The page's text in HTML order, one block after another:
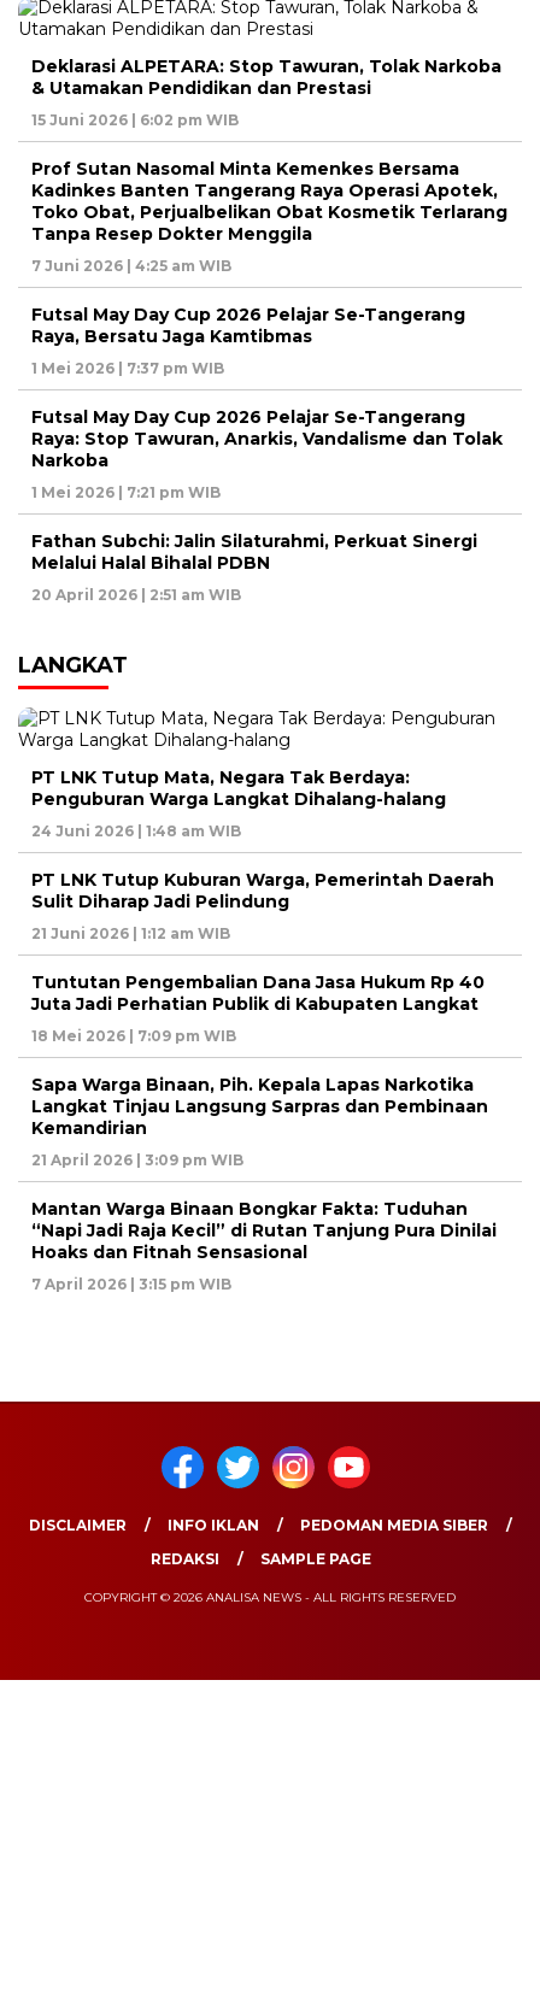
Deklarasi ALPETARA: Stop Tawuran, Tolak Narkoba
& Utamakan Pendidikan dan Prestasi
15 Juni 2026 | 6:02 pm WIB
Prof Sutan Nasomal Minta Kemenkes Bersama
Kadinkes Banten Tangerang Raya Operasi Apotek,
Toko Obat, Perjualbelikan Obat Kosmetik Terlarang
Tanpa Resep Dokter Menggila
7 Juni 2026 | 4:25 am WIB
Futsal May Day Cup 2026 Pelajar Se-Tangerang
Raya, Bersatu Jaga Kamtibmas
1 Mei 2026 | 7:37 pm WIB
Futsal May Day Cup 2026 Pelajar Se-Tangerang
Raya: Stop Tawuran, Anarkis, Vandalisme dan Tolak
Narkoba
1 Mei 2026 | 7:21 pm WIB
Fathan Subchi: Jalin Silaturahmi, Perkuat Sinergi
Melalui Halal Bihalal PDBN
20 April 2026 | 2:51 am WIB
LANGKAT
PT LNK Tutup Mata, Negara Tak Berdaya:
Penguburan Warga Langkat Dihalang-halang
24 Juni 2026 | 1:48 am WIB
PT LNK Tutup Kuburan Warga, Pemerintah Daerah
Sulit Diharap Jadi Pelindung
21 Juni 2026 | 1:12 am WIB
Tuntutan Pengembalian Dana Jasa Hukum Rp 40
Juta Jadi Perhatian Publik di Kabupaten Langkat
18 Mei 2026 | 7:09 pm WIB
Sapa Warga Binaan, Pih. Kepala Lapas Narkotika
Langkat Tinjau Langsung Sarpras dan Pembinaan
Kemandirian
21 April 2026 | 3:09 pm WIB
Mantan Warga Binaan Bongkar Fakta: Tuduhan
“Napi Jadi Raja Kecil” di Rutan Tanjung Pura Dinilai
Hoaks dan Fitnah Sensasional
7 April 2026 | 3:15 pm WIB
DISCLAIMER INFO IKLAN
PEDOMAN MEDIA SIBER
REDAKSI
SAMPLE PAGE
COPYRIGHT © 2026 ANALISA NEWS - ALL RIGHTS RESERVED